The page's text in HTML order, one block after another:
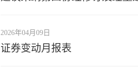
2026年04月09日
证券变动月报表